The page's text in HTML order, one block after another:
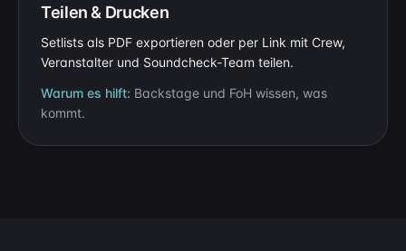
Teilen & Drucken
Setlists als PDF exportieren oder per Link mit Crew,
Veranstalter und Soundcheck-Team teilen.
Warum es hilft: Backstage und FoH wissen, was
kommt.